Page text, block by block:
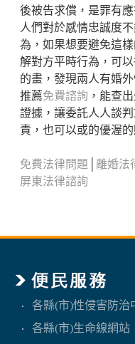
後被告求償，是罪有
人們對於感情忠誠度
為，如果想要避免這
解對方平時行為，可
的畫，發現兩人有婚
推薦免費諮詢 ，能查
證據，讓委託人人談
責，也可以或的優渥的
免費法律問題 離婚法
屏東法律諮詢
各縣(市)性侵害防治
各縣(市)生命線網站